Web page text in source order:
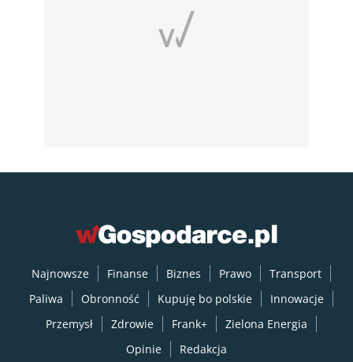
Najnowsze Finanse Biznes Prawo
Transport
Paliwa
Obronność Kupuję bo polskie
Innowacje
Przemysł
Zdrowie Frank+
Zielona Energia
Opinie
Redakcja